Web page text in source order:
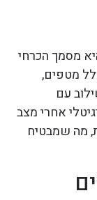
מסמך הכרחי
מטפים,
עם
אחרי מצב
מה שמבטיח